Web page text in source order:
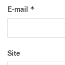
E-mail *
Site